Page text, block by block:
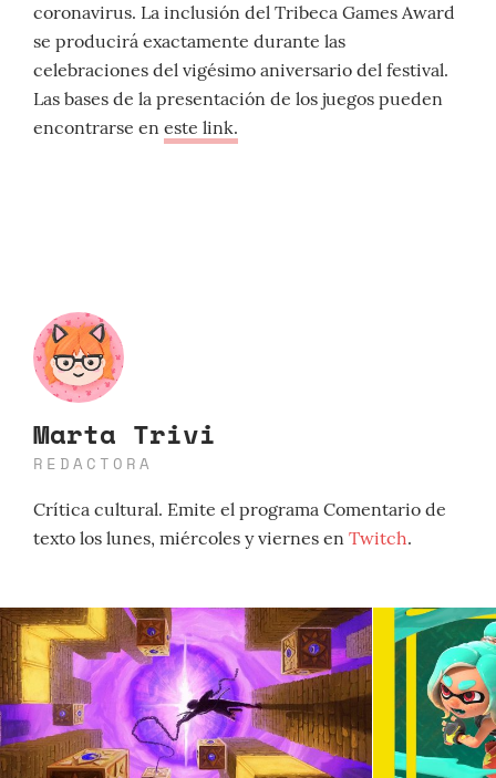
coronavirus. La inclusión del Tribeca Games Award
se producirá exactamente durante las
celebraciones del vigésimo aniversario del festival.
Las bases de la presentación de los juegos pueden
encontrarse en este link.
Marta Trivi
REDACTORA
Crítica cultural. Emite el programa Comentario de
texto los lunes, miércoles y viernes en Twitch.